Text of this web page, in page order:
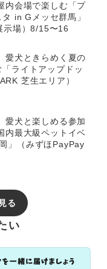
内会場で楽しむ「プ
in Gメッセ群馬」
示場）8/15〜16
愛犬ときらめく夏の
ライトアップドッ
芝生エリア）
愛犬と楽しめる参加
内最大級ペットイベ
」（みずほPayPay
る
い